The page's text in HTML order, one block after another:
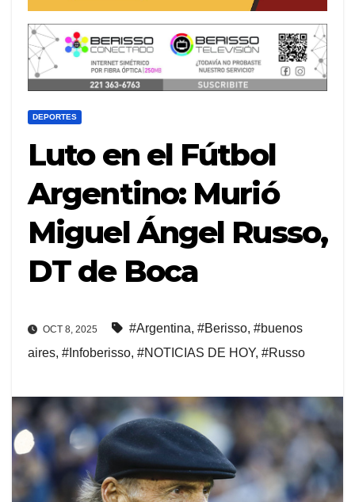
DEPORTES
Luto en el Fútbol
Argentino: Murió
Miguel Ángel Russo,
DT de Boca
OCT 8, 2025 #Argentina, #Berisso, #buenos
aires, #Infoberisso, #NOTICIAS DE HOY, #Russo